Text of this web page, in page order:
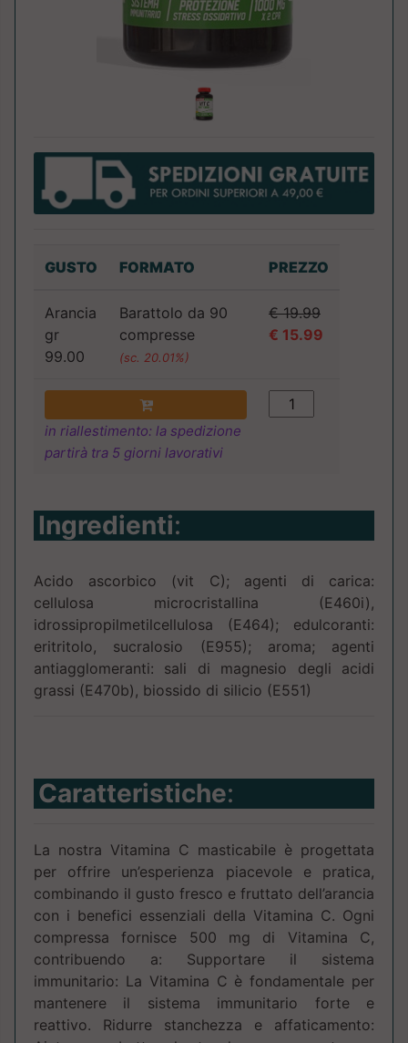
GUSTO FORMATO PREZZO
Arancia
gr
99.00
Barattolo da 90
compresse
(sc. 20.01%)
€ 19.99
€ 15.99
in riallestimento: la spedizione
partirà tra 5 giorni lavorativi
Ingredienti:
Acido ascorbico (vit C); agenti di carica:
cellulosa microcristallina (E460i),
idrossipropilmetilcellulosa (E464); edulcoranti:
eritritolo, sucralosio (E955); aroma; agenti
antiagglomeranti: sali di magnesio degli acidi
grassi (E470b), biossido di silicio (E551)
Caratteristiche:
La nostra Vitamina C masticabile è progettata
per offrire un’esperienza piacevole e pratica,
combinando il gusto fresco e fruttato dell’arancia
con i benefici essenziali della Vitamina C. Ogni
compressa fornisce 500 mg di Vitamina C,
contribuendo a: Supportare il sistema
immunitario: La Vitamina C è fondamentale per
mantenere il sistema immunitario forte e
reattivo. Ridurre stanchezza e affaticamento: